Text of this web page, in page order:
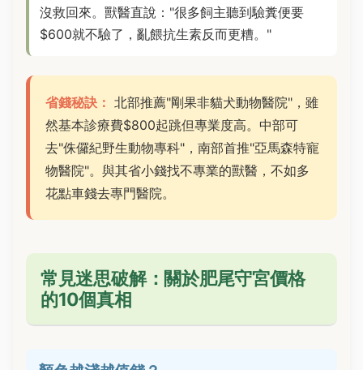
沒救回來。獸醫直說："很多飼主聽到驗糞便要
$600就不驗了，亂餵抗生素反而更糟。"
省錢秘訣： 北部推薦"剛果非貓犬動物醫院"，雖
然基本診療費$800起跳但專業度高。中部可
去"侏儸紀野生動物專科"，南部首推"亞馬森特寵
物醫院"。與其省小錢找不專業的獸醫，不如多
花點車錢去專門醫院。
常見迷思破解：關於肥尾守宮價格
的10個真相